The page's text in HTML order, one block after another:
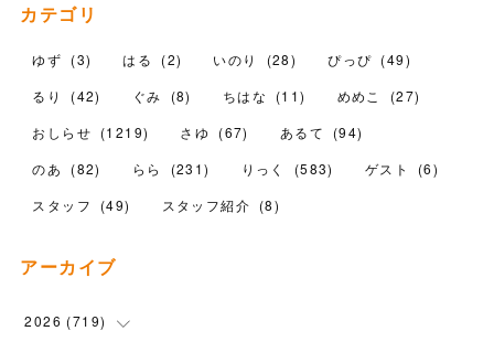
カテゴリ
ゆず (3) はる (2) いのり (28) ぴっぴ (49)
るり
(42) ぐみ (8) ちはな (11) めめこ (27)
おしらせ (1219) さゆ (67) あるて (94)
のあ
(82) らら (231) りっく (583) ゲスト (6)
スタッフ
(49) スタッフ紹介 (8)
アーカイブ
2026 (719)